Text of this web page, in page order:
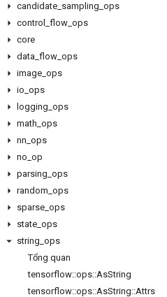
candidate sampling ops
control
flow ops
core
data flow ops
image ops
io ops
logging ops
math ops
nn ops
no op
parsing ops
random ops
sparse ops
state ops
string ops
Tổng quan
tensorflow::ops::AsString
tensorflow::ops::AsString::Attrs